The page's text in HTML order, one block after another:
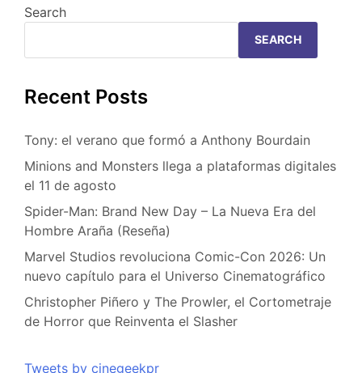
Search
SEARCH
Recent Posts
Tony: el verano que formó a Anthony Bourdain
Minions and Monsters llega a plataformas digitales
el 11 de agosto
Spider-Man: Brand New Day – La Nueva Era del
Hombre Araña (Reseña)
Marvel Studios revoluciona Comic-Con 2026: Un
nuevo capítulo para el Universo Cinematográfico
Christopher Piñero y The Prowler, el Cortometraje
de Horror que Reinventa el Slasher
Tweets by cinegeekpr